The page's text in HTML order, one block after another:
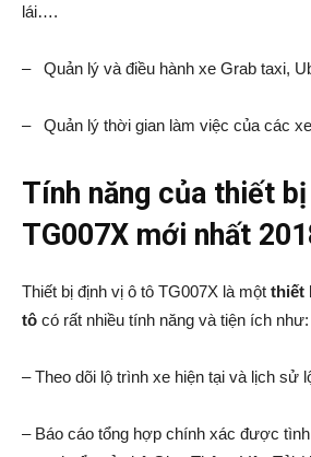
lái….
– Quản lý và điều hành xe Grab taxi,
– Quản lý thời gian làm việc của các
Tính năng của thiết
TG007X mới nhất
Thiết bị định vị ô tô TG007X là một thiết
tô có rất nhiều tính năng và tiện ích như:
– Theo dõi lộ trình xe hiện tại và lịch sử
– Báo cáo tổng hợp chính xác được